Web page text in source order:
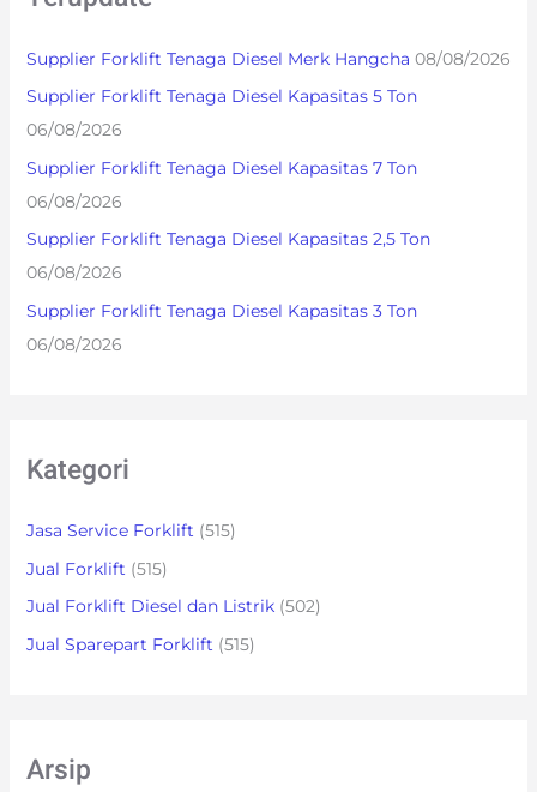
f
o
r
:
Supplier Forklift Tenaga Diesel Merk Hangcha 08/08/2026
Supplier Forklift Tenaga Diesel Kapasitas 5 Ton
06/08/2026
Supplier Forklift Tenaga Diesel Kapasitas 7 Ton
06/08/2026
Supplier Forklift Tenaga Diesel Kapasitas 2,5 Ton
06/08/2026
Supplier Forklift Tenaga Diesel Kapasitas 3 Ton
06/08/2026
Kategori
Jasa Service Forklift (515)
Jual Forklift (515)
Jual Forklift Diesel dan Listrik(502)
Jual Sparepart Forklift (515)
Arsip